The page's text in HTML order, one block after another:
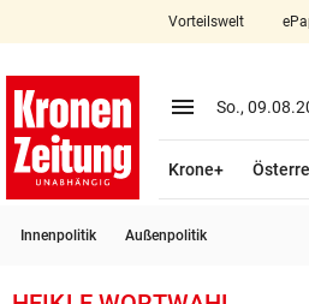
account_circle Anmelden
Vorteilswelt
menu Menü
So.,
Krone+
Innenpolitik Außenpolitik